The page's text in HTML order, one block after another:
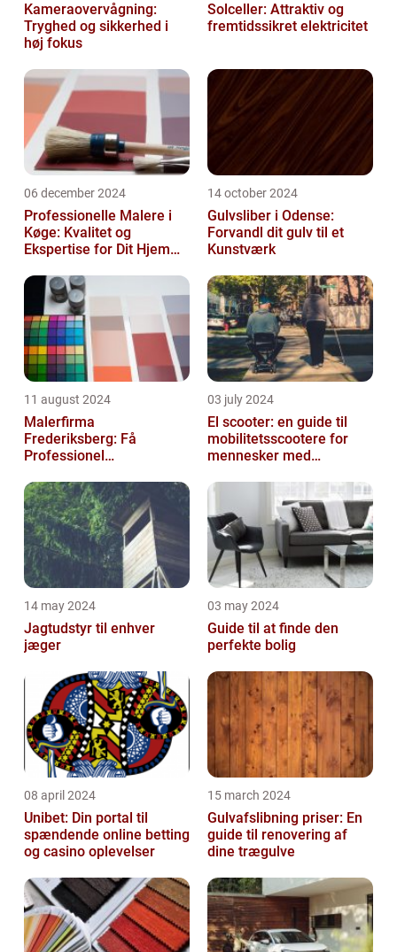
Kameraovervågning:
Tryghed og sikkerhed i
høj fokus
Solceller: Attraktiv og
fremtidssikret elektricitet
06 december 2024
Professionelle Malere i
Køge: Kvalitet og
Ekspertise for Dit Hjem
14 october 2024
Gulvsliber i Odense:
Forvandl dit gulv til et
Kunstværk
11 august 2024
Malerfirma
Frederiksberg: Få
Professionel
eller virksomhed
03 july 2024
El scooter: en guide til
mobilitetsscootere for
mennesker med
14 may 2024
Jagtudstyr til enhver
jæger
03 may 2024
Guide til at finde den
perfekte bolig
08 april 2024
Unibet: Din portal til
spændende online betting
og casino oplevelser
15 march 2024
Gulvafslibning priser: En
guide til renovering af
dine trægulve